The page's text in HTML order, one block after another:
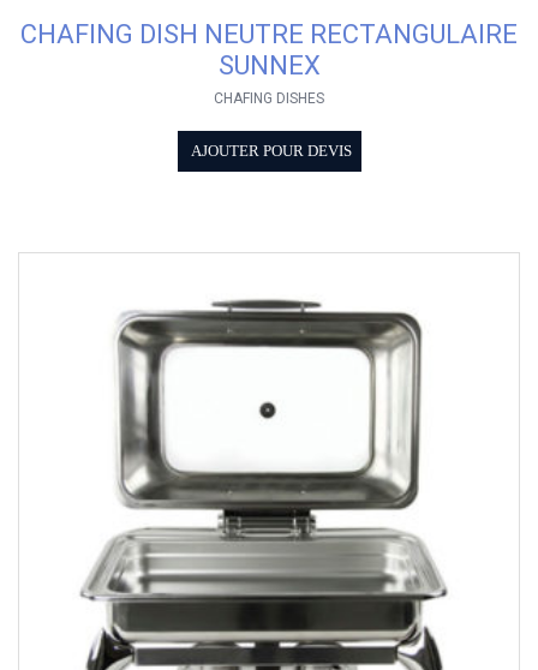
CHAFING DISH NEUTRE RECTANGULAIRE
SUNNEX
CHAFING DISHES
AJOUTER POUR DEVIS